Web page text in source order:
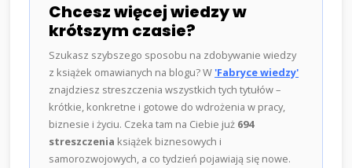
Chcesz więcej wiedzy w
krótszym czasie?
Szukasz szybszego sposobu na zdobywanie wiedzy
z książek omawianych na blogu? W'Fabryce wiedzy'
znajdziesz streszczenia wszystkich tych tytułów –
krótkie, konkretne i gotowe do wdrożenia w pracy,
biznesie i życiu. Czeka tam na Ciebie już 694
streszczenia książek biznesowych i
samorozwojowych, a co tydzień pojawiają się nowe.